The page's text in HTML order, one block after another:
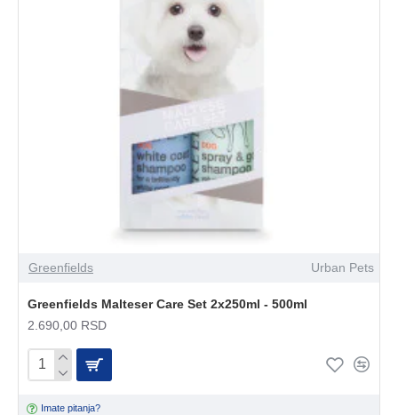
Greenfields Urban Pets
Greenfields Malteser Care Set 2x250ml - 500ml
2.690,00 RSD
Imate pitanja?